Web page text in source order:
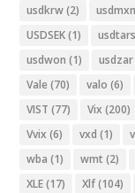
usdkrw(2) usdmxn
USDSEK(1) usdtars
usdwon (1) usdzar
Vale (70) valo (6)
VIST (77) Vix (200)
Vvix (6) vxd (1)
wba (1) wmt (2)
XLE(17) Xlf(104)